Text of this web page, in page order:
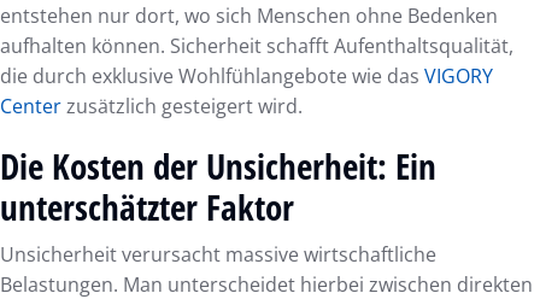
entstehen nur dort, wo sich Menschen ohne Bedenken
aufhalten können. Sicherheit schafft Aufenthaltsqualität,
die durch exklusive Wohlfühlangebote wie das VIGORY
Centerzusätzlich gesteigert wird.
Die Kosten der Unsicherheit: Ein
unterschätzter Faktor
Unsicherheit verursacht massive wirtschaftliche
Belastungen. Man unterscheidet hierbei zwischen direkten